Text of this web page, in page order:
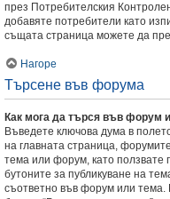
през Потребителския
добавяте потребители като
същата страница можете да
Нагоре
Търсене във форума
Как мога да търся във форум
Въведете ключова дума в
на главната страница,
тема или форум, като ползвате
бутоните за публикуване на
съответно във форум или